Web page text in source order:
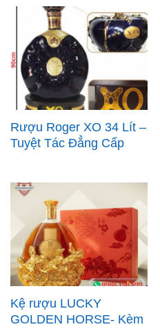
Rượu Roger XO 34 Lít –
Tuyệt Tác Đẳng Cấp
Kệ rượu LUCKY
GOLDEN HORSE- Kèm